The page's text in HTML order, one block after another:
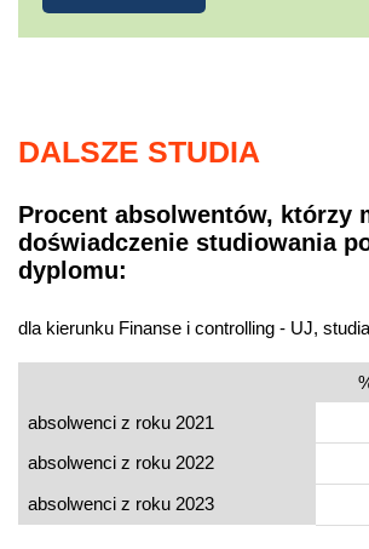
DALSZE STUDIA
Procent absolwentów, którzy
doświadczenie studiowania
dyplomu:
dla kierunku Finanse i controlling - UJ,
absolwenci z roku 2021
absolwenci z roku 2022
absolwenci z roku 2023